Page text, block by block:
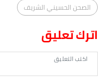
الصحن الحسيني الشريف
اترك تعليق